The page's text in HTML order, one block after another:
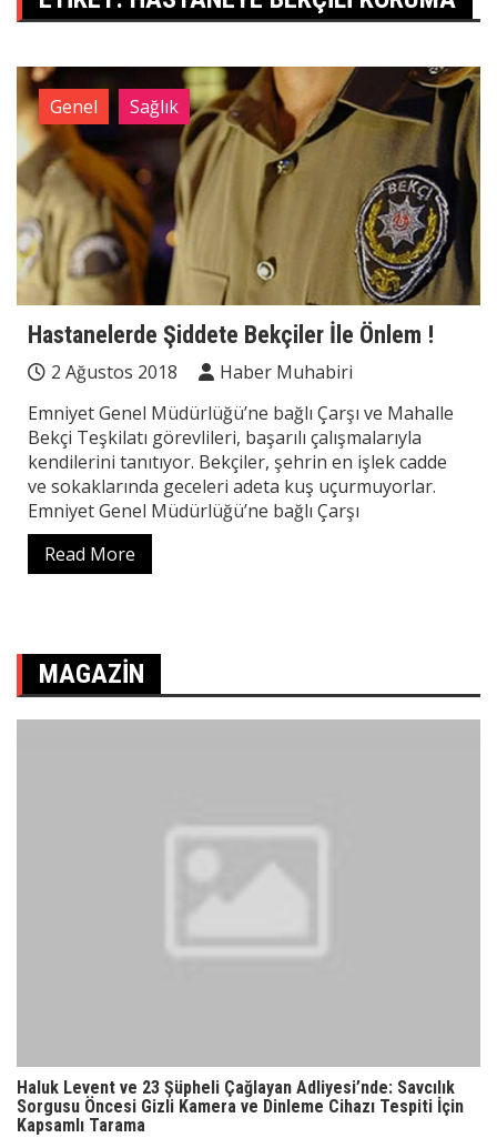
Genel Sağlık
Hastanelerde Şiddete Bekçiler İle Önlem !
2 Ağustos 2018
Haber Muhabiri
Emniyet Genel Müdürlüğü’ne bağlı Çarşı ve Mahalle
Bekçi Teşkilatı görevlileri, başarılı çalışmalarıyla
kendilerini tanıtıyor. Bekçiler, şehrin en işlek cadde
ve sokaklarında geceleri adeta kuş uçurmuyorlar.
Emniyet Genel Müdürlüğü’ne bağlı Çarşı
Read More
MAGAZIN
Haluk Levent ve 23 Şüpheli Çağlayan Adliyesi’nde: Savcılık
Sorgusu Öncesi Gizli Kamera ve Dinleme Cihazı Tespiti İçin
Kapsamlı Tarama